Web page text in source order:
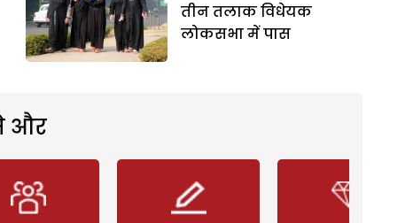
तीन तलाक विधेयक
लोकसभा में पास
और